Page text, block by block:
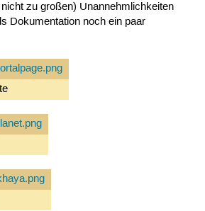
zu großen) Unannehmlichkeiten
Dokumentation noch ein paar